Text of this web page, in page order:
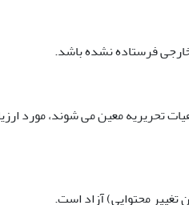
تحریریه معین می‏ شوند، مورد